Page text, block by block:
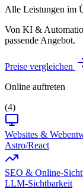
Alle Leistungen im
Von KI &
passende Angebot.
Preise vergleichen
Online auftreten
(4)
Websites &
Astro/React
SEO & Online-
LLM-Sichtbarkeit